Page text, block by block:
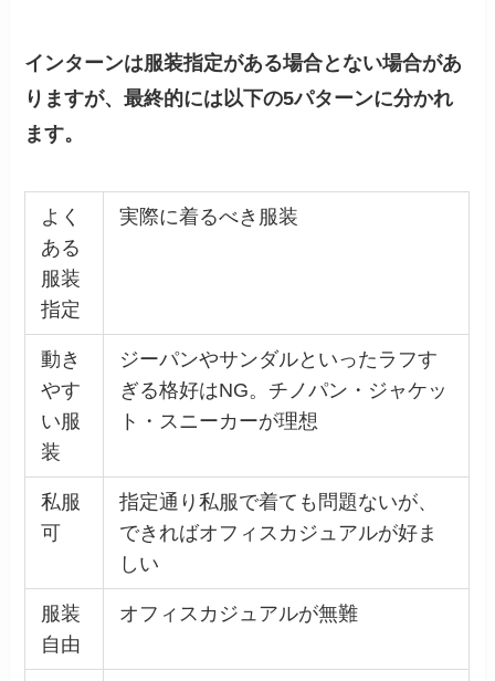
インターンは服装指定がある場合とない場合があ
りますが、最終的には以下の5パターンに分かれ
ます。
よく
ある
服装
指定
実際に着るべき服装
動き
やす
い服
装
ジーパンやサンダルといったラフす
ぎる格好はNG。チノパン・ジャケッ
ト・スニーカーが理想
私服
可
指定通り私服で着ても問題ないが、
できればオフィスカジュアルが好ま
しい
服装
自由
オフィスカジュアルが無難